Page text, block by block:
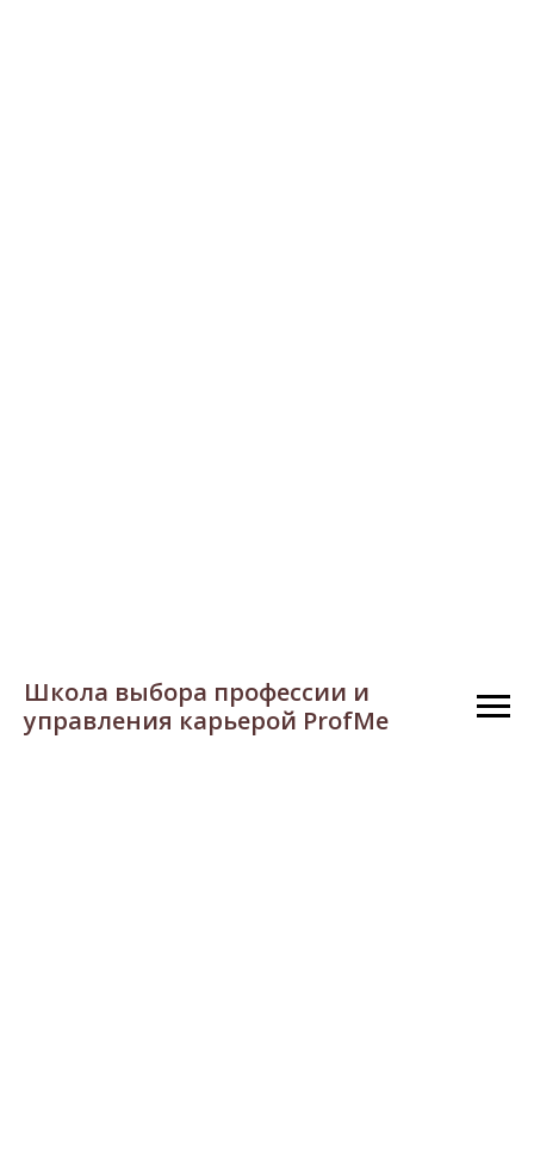
Школа выбора профессии и
управления карьерой ProfMe